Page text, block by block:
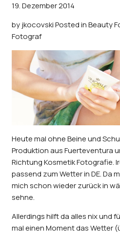
19. Dezember 2014
byjkocovskiPosted inBeauty
Fotograf
Heute mal ohne Beine und
Produktion aus Fuerteventura
Richtung Kosmetik Fotografie.
passend zum Wetter in DE. Da
mich schon wieder zurück in
sehne.
Allerdings hilft da alles nix und
mal einen Moment das Wetter